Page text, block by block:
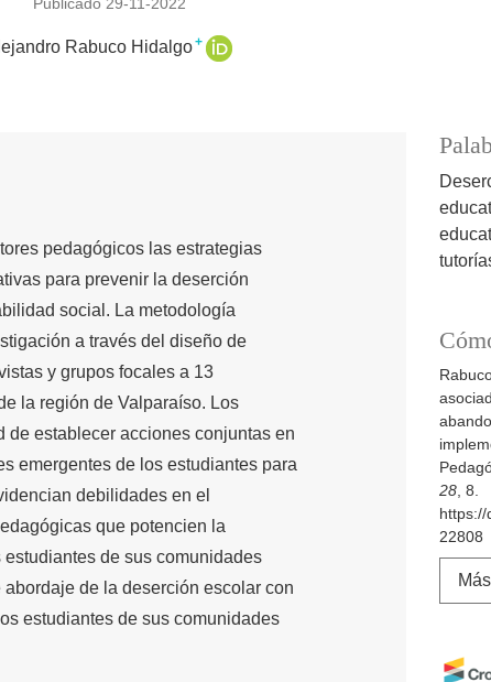
Rabuco Hidalgo+
28 , 8.
https://
22808
pedagógicos las estrategias
para prevenir la deserción
social. La metodología
a través del diseño de
y grupos focales a 13
la región de Valparaíso. Los
establecer acciones conjuntas en
emergentes de los estudiantes para
debilidades en el
que potencien la
de sus comunidades
de la deserción escolar con
estudiantes de sus comunidades